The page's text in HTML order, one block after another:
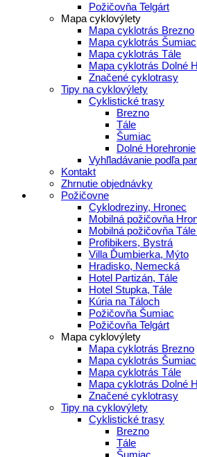
Požičovňa Telgárt
Mapa cyklovýlety
Mapa cyklotrás Brezno
Mapa cyklotrás Šumiac
Mapa cyklotrás Tále
Mapa cyklotrás Dolné
Značené cyklotrasy
Tipy na cyklovýlety
Cyklistické trasy
Brezno
Tále
Šumiac
Dolné Horehronie
Vyhľladávanie podľa
Kontakt
Zhrnutie objednávky
Požičovne
Cyklodreziny, Hronec
Mobilná požičovňa
Mobilná požičovňa
Profibikers, Bystrá
Villa Ďumbierka, Mýto
Hradisko, Nemecká
Hotel Partizán, Tále
Hotel Stupka, Tále
Kúria na Táloch
Požičovňa Šumiac
Požičovňa Telgárt
Mapa cyklovýlety
Mapa cyklotrás Brezno
Mapa cyklotrás Šumiac
Mapa cyklotrás Tále
Mapa cyklotrás Dolné
Značené cyklotrasy
Tipy na cyklovýlety
Cyklistické trasy
Brezno
Tále